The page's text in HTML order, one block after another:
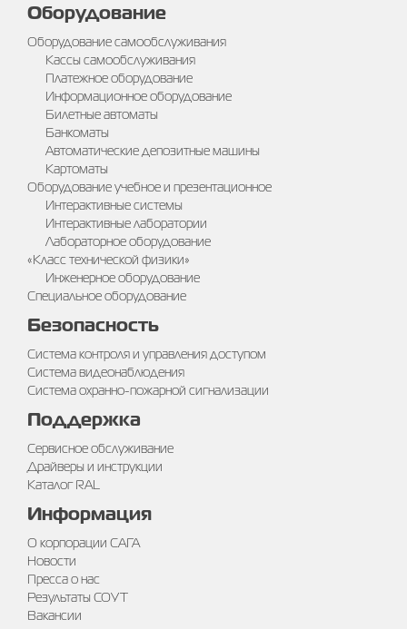
Оборудование
Оборудование самообслуживания
Кассы самообслуживания
Платежное оборудование
Информационное оборудование
Билетные автоматы
Банкоматы
Автоматические депозитные машины
Картоматы
Оборудование учебное и презентационное
Интерактивные системы
Интерактивные лаборатории
Лабораторное оборудование
«Класс технической физики»
Инженерное оборудование
Специальное оборудование
Безопасность
Система контроля и управления доступом
Система видеонаблюдения
Система охранно-пожарной сигнализации
Поддержка
Сервисное обслуживание
Драйверы и инструкции
Каталог RAL
Информация
О корпорации САГА
Новости
Пресса о нас
Результаты СОУТ
Вакансии